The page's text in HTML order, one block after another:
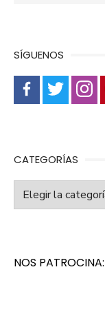
SÍGUENOS
CATEGORÍAS
Categorías
NOS PATROCINA: